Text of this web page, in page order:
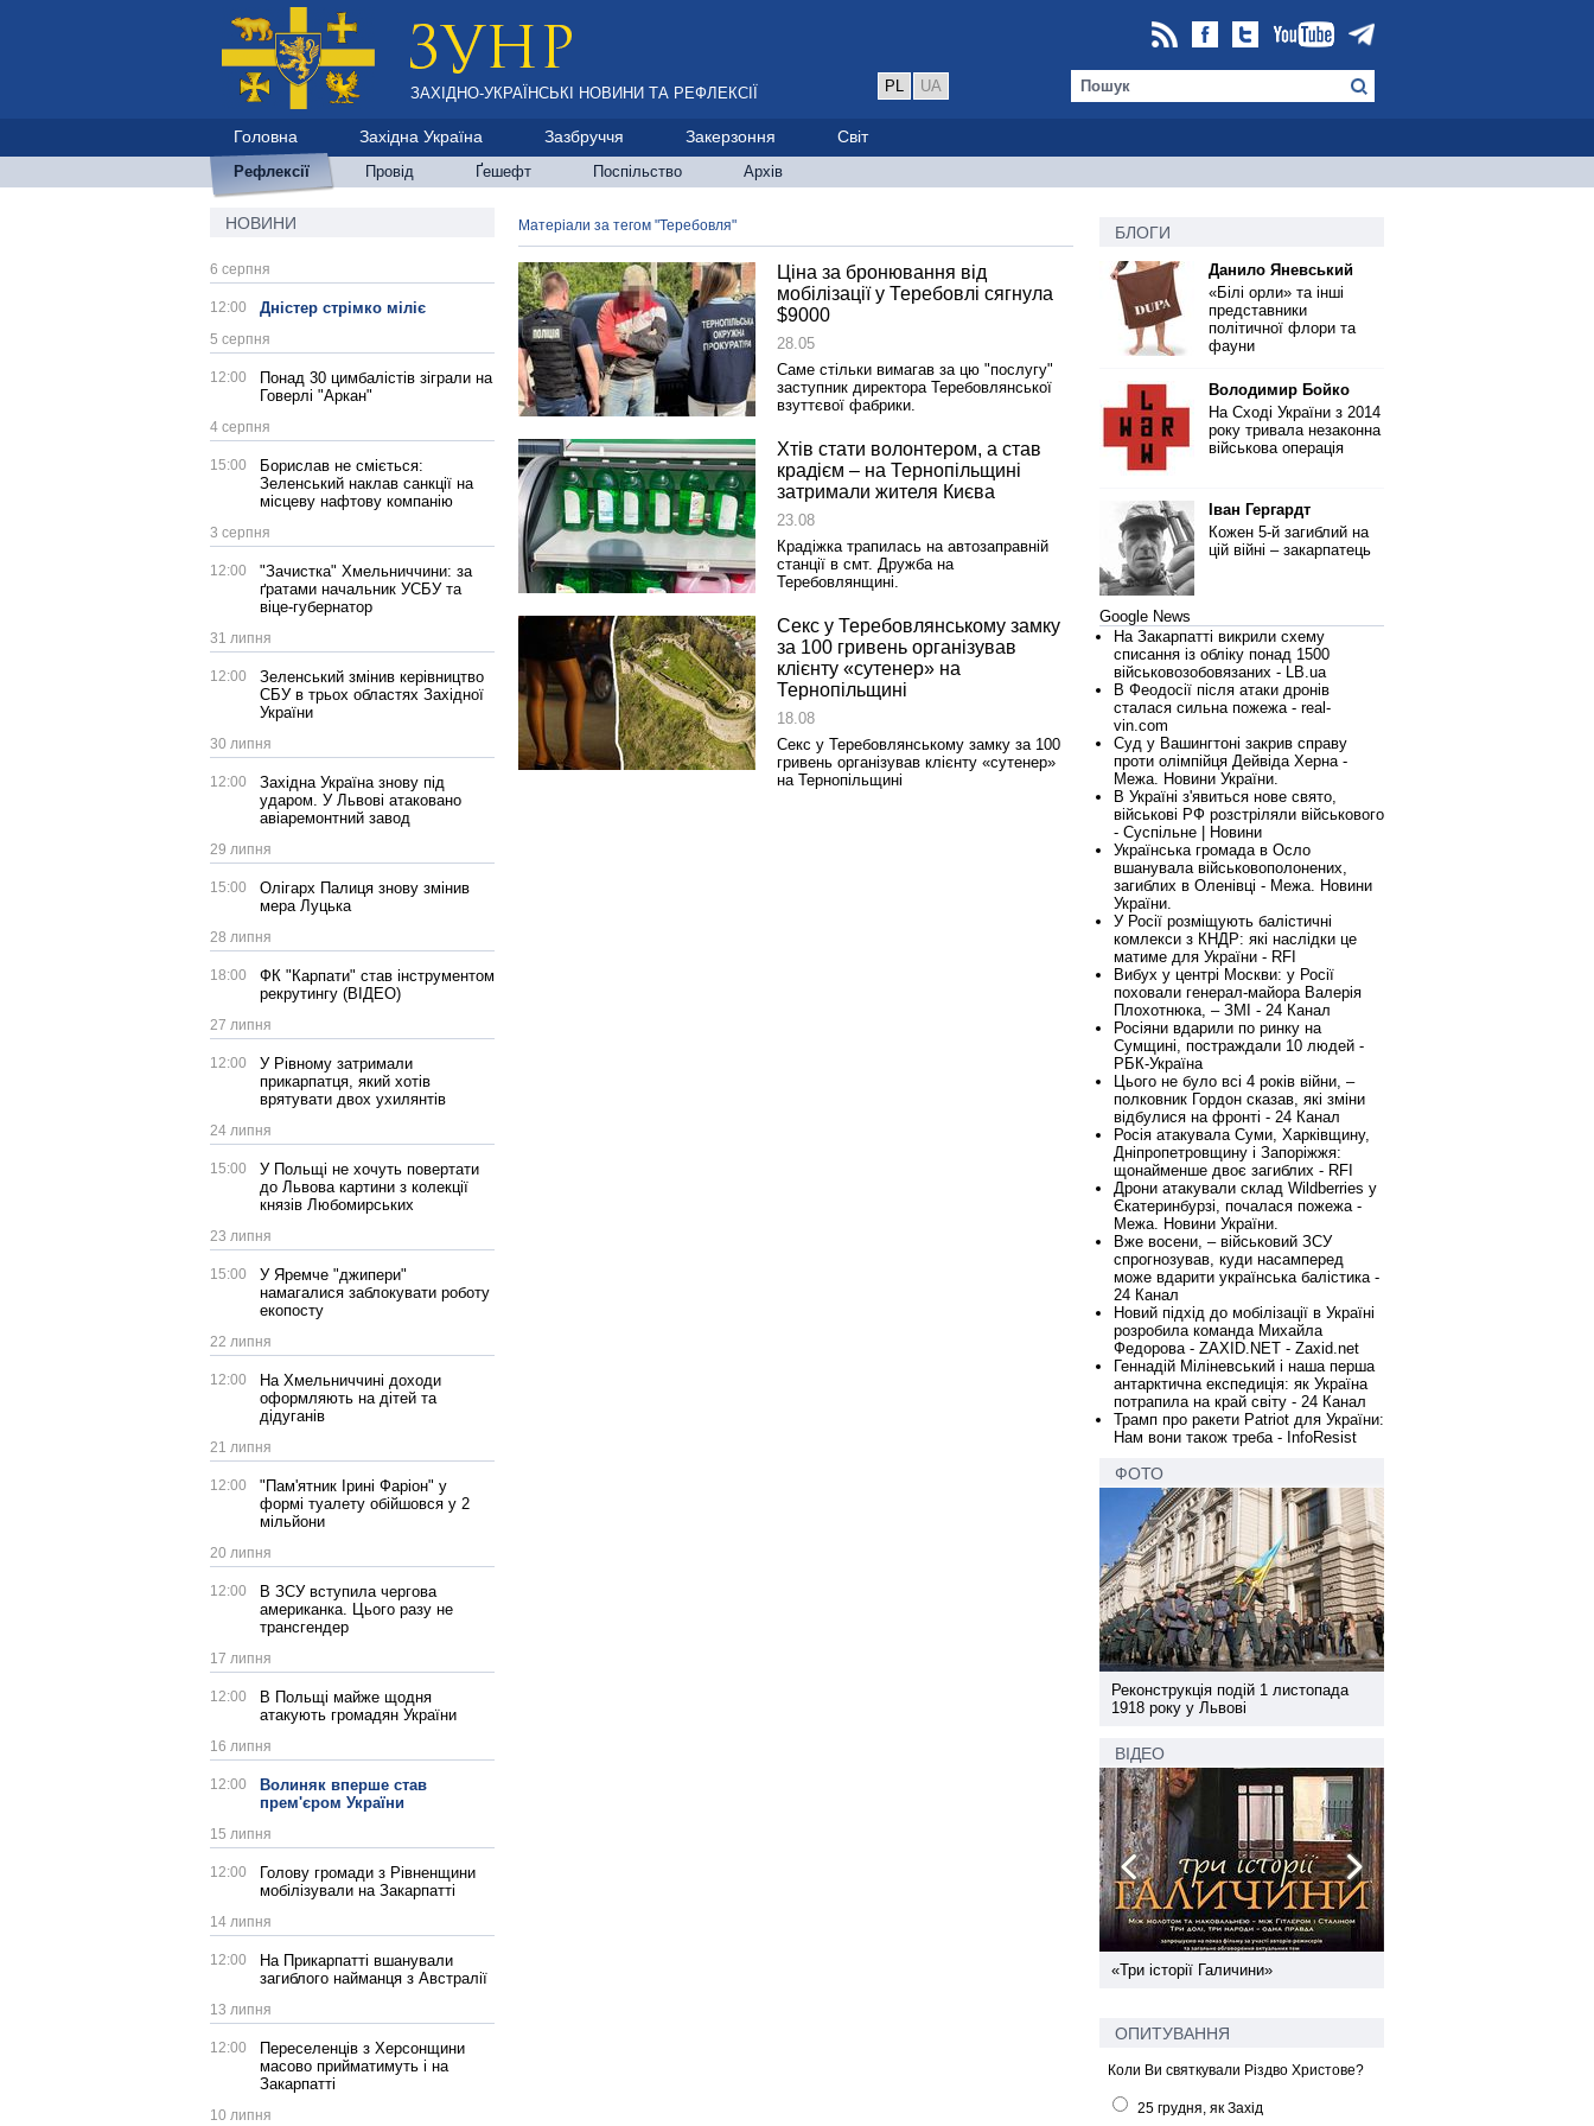
ЗАХІДНО-УКРАЇНСЬКІ НОВИНИ ТА РЕФЛЕКСІЇ PL UA
Головна Західна Україна Зазбруччя Закерзоння Світ
Рефлексії Провід Ґешефт Поспільство Архів
НОВИНИ
6 серпня
12:00 Дністер стрімко міліє
5 серпня
12:00
Понад 30 цимбалістів зіграли на
Говерлі "Аркан"
4 серпня
15:00
Борислав не сміється:
Зеленський наклав санкції на
місцеву нафтову компанію
3 серпня
12:00
"Зачистка" Хмельниччини: за
ґратами начальник УСБУ та
віце-губернатор
31 липня
12:00
Зеленський змінив керівництво
СБУ в трьох областях Західної
України
30 липня
12:00
Західна Україна знову під
ударом. У Львові атаковано
авіаремонтний завод
29 липня
15:00
Олігарх Палиця знову змінив
мера Луцька
28 липня
18:00
ФК "Карпати" став інструментом
рекрутингу (ВІДЕО)
27 липня
12:00
У Рівному затримали
прикарпатця, який хотів
врятувати двох ухилянтів
24 липня
15:00
У Польщі не хочуть повертати
до Львова картини з колекції
князів Любомирських
23 липня
15:00
У Яремче "джипери"
намагалися заблокувати роботу
екопосту
22 липня
12:00
На Хмельниччині доходи
оформляють на дітей та
дідуганів
21 липня
12:00
"Пам'ятник Ірині Фаріон" у
формі туалету обійшовся у 2
мільйони
20 липня
12:00
В ЗСУ вступила чергова
американка. Цього разу не
трансгендер
17 липня
12:00
В Польщі майже щодня
атакують громадян України
16 липня
12:00
Волиняк вперше став
прем'єром України
15 липня
12:00
Голову громади з Рівненщини
мобілізували на Закарпатті
14 липня
12:00
На Прикарпатті вшанували
загиблого найманця з Австралії
13 липня
12:00
Переселенців з Херсонщини
масово прийматимуть і на
Закарпатті
10 липня
Матеріали за тегом "Теребовля"
Ціна за бронювання від
мобілізації у Теребовлі сягнула
$9000
28.05
Саме стільки вимагав за цю "послугу"
заступник директора Теребовлянської
взуттєвої фабрики.
Хтів стати волонтером, а став
крадієм – на Тернопільщині
затримали жителя Києва
23.08
Крадіжка трапилась на автозаправній
станції в смт. Дружба на
Теребовлянщині.
Секс у Теребовлянському замку
за 100 гривень організував
клієнту «сутенер» на
Тернопільщині
18.08
Секс у Теребовлянському замку за 100
гривень організував клієнту «сутенер»
на Тернопільщині
БЛОГИ
Данило Яневський
«Білі орли» та інші
представники
політичної флори та
фауни
Володимир Бойко
На Сході України з 2014
року тривала незаконна
військова операція
Іван Гергардт
Кожен 5-й загиблий на
цій війні – закарпатець
Google News
На Закарпатті викрили схему
списання із обліку понад 1500
військовозобовязаних - LB.ua
В Феодосії після атаки дронів
сталася сильна пожежа - real-
vin.com
Суд у Вашингтоні закрив справу
проти олімпійця Дейвіда Херна -
Межа. Новини України.
В Україні з'явиться нове свято,
військові РФ розстріляли військового
- Суспільне | Новини
Українська громада в Осло
вшанувала військовополонених,
загиблих в Оленівці - Межа. Новини
України.
У Росії розміщують балістичні
комлекси з КНДР: які наслідки це
матиме для України - RFI
Вибух у центрі Москви: у Росії
поховали генерал-майора Валерія
Плохотнюка, – ЗМІ - 24 Канал
Росіяни вдарили по ринку на
Сумщині, постраждали 10 людей -
РБК-Україна
Цього не було всі 4 років війни, –
полковник Гордон сказав, які зміни
відбулися на фронті - 24 Канал
Росія атакувала Суми, Харківщину,
Дніпропетровщину і Запоріжжя:
щонайменше двоє загиблих - RFI
Дрони атакували склад Wildberries у
Єкатеринбурзі, почалася пожежа -
Межа. Новини України.
Вже восени, – військовий ЗСУ
спрогнозував, куди насамперед
може вдарити українська балістика -
24 Канал
Новий підхід до мобілізації в Україні
розробила команда Михайла
Федорова - ZAXID.NET - Zaxid.net
Геннадій Міліневський і наша перша
антарктична експедиція: як Україна
потрапила на край світу - 24 Канал
Трамп про ракети Patriot для України:
Нам вони також треба - InfoResist
ФОТО
Реконструкція подій 1 листопада
1918 року у Львові
ВІДЕО
«Три історії Галичини»
ОПИТУВАННЯ
Коли Ви святкували Різдво Христове?
25 грудня, як Захід